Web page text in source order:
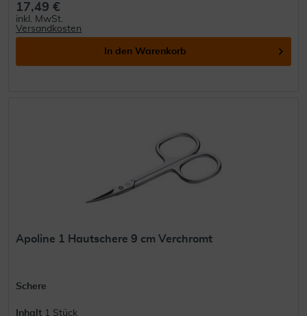
17,49 €
inkl. MwSt.
Versandkosten
In den Warenkorb
Apoline 1 Hautschere 9 cm Verchromt
Schere
Inhalt 1 Stück